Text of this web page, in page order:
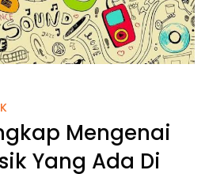
Mengenai
Yang Ada Di